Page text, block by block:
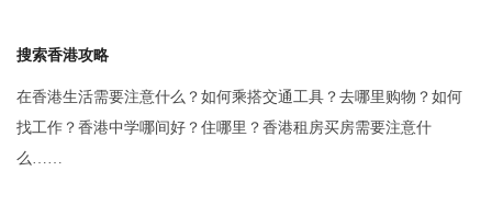
搜索香港攻略
在香港生活需要注意什么？如何乘搭交通工具？去哪里购物？如何
找工作？香港中学哪间好？住哪里？香港租房买房需要注意什
么……